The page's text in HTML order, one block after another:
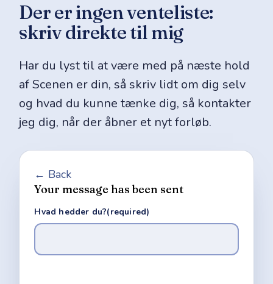
Der er ingen venteliste:
skriv direkte til mig
Har du lyst til at være med på næste hold
af Scenen er din, så skriv lidt om dig selv
og hvad du kunne tænke dig, så kontakter
jeg dig, når der åbner et nyt forløb.
← Back
Your message has been sent
Hvad hedder du?(required)